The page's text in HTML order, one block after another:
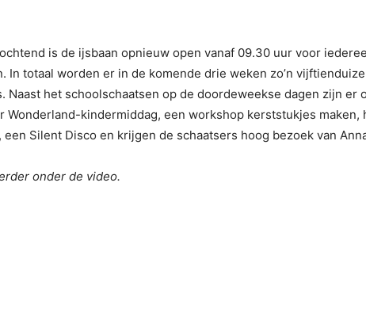
is de ijsbaan opnieuw open vanaf 09.30 uur voor
In totaal worden er in de komende drie weken zo’n
Naast het schoolschaatsen op de doordeweekse dagen zijn er
Wonderland-kindermiddag, een workshop kerststukjes maken,
een Silent Disco en krijgen de schaatsers hoog bezoek van
onder de video.